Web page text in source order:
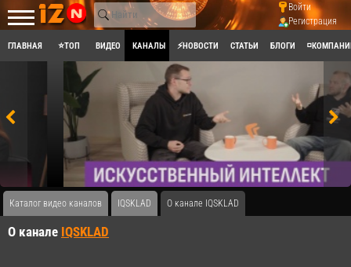
Войти
Регистрация
ГЛАВНАЯ ⭐ТОП ВИДЕО КАНАЛЫ ⚡НОВОСТИ СТАТЬИ БЛОГИ
Каталог видео каналов IQSKLAD О канале IQSKLAD
О канале IQSKLAD